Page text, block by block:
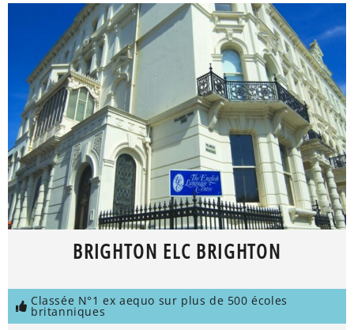
BRIGHTON ELC BRIGHTON
Classée N°1 ex aequo sur plus de 500 écoles
britanniques